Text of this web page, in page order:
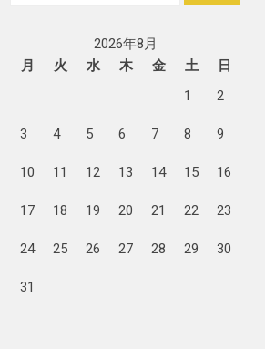
2026年8月
月
火 水 木 金 土
日
1
2
3 4 5 6 7 8 9
10 11 12 13 14 15 16
17 18 19 20 21 22 23
24 25 26 27 28 29 30
31